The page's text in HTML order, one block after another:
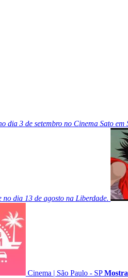
dia 3 de setembro no Cinema Sato
no dia 13 de agosto na Liberdade.
Cinema | São Paulo - SP